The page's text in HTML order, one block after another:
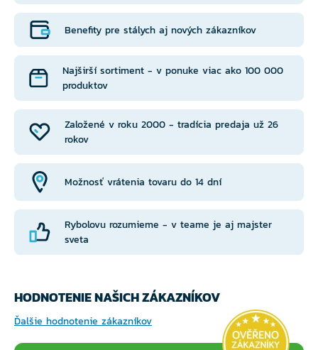
Založené v roku 2000 - tradícia predaja už 26
rokov
Benefity pre stálych aj nových zákazníkov
Možnosť vrátenia tovaru do 14 dní
Najširší sortiment - v ponuke viac ako 100 000
produktov
Rybolovu rozumieme - v teame je aj majster
sveta
HODNOTENIE NAŠICH ZÁKAZNÍKOV
Ďalšie hodnotenie zákazníkov